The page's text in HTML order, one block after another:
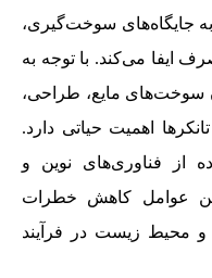
به جایگاه‌های سوخت‌گیری،
ایفا می‌کند. با توجه به
سوخت‌های مایع، طراحی،
اهمیت حیاتی دارد.
از فناوری‌های نوین و
عوامل کاهش خطرات
و محیط زیست در فرآیند